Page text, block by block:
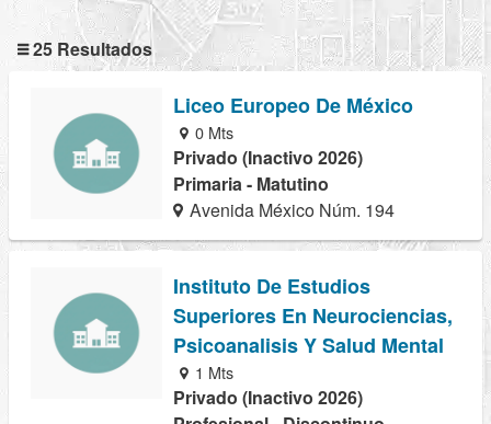
25 Resultados
Liceo Europeo De México
0 Mts
Privado (Inactivo 2026)
Primaria - Matutino
Avenida México Núm. 194
Instituto De Estudios
Superiores En Neurociencias,
Psicoanalisis Y Salud Mental
1 Mts
Privado (Inactivo 2026)